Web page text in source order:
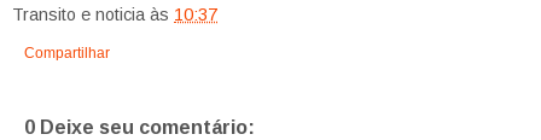
Transito e noticia às 10:37
Compartilhar
0 Deixe seu comentário: